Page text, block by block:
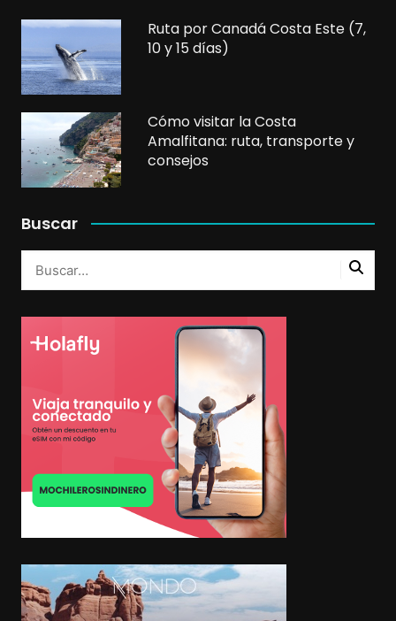
Ruta por Canadá Costa Este (7,
10 y 15 días)
Cómo visitar la Costa
Amalfitana: ruta, transporte y
consejos
Buscar